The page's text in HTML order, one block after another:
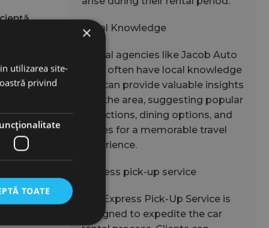
încredere
cu
Local Knowledge
Rental agencies like Jacob Auto
Rent often have local knowledge
and can provide valuable insights
into the area, suggesting popular
attractions, dining options, and
routes for a memorable travel
experience.
Express pick-up service
The Express Pick-Up Service is
designed to expedite the car
×
utilizarea site-
privind
TOATE